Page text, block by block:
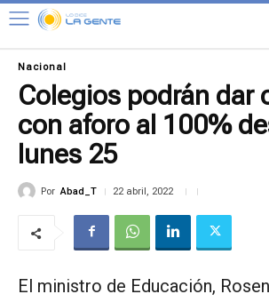
Nacional
Colegios podrán dar
con aforo al 100%
lunes 25
Por Abad_T 22 abril, 2022
El ministro de Educación,